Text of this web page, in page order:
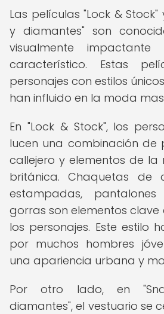
Las películas "Lock & Stock"
y diamantes" son
visualmente
característico. Estas
personajes con estilos
han influido en la moda
En "Lock & Stock", los
lucen una combinación de
callejero y elementos de
británica. Chaquetas de
estampadas,
gorras son elementos clave
los personajes. Este estilo
por muchos hombres
una apariencia urbana y
Por otro lado, en
diamantes", el vestuario se